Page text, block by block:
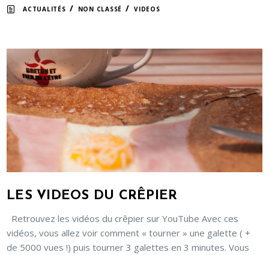
ACTUALITÉS / NON CLASSÉ /VIDEOS
LES VIDEOS DU CRÊPIER
Retrouvez les vidéos du crêpier sur YouTube Avec ces
vidéos, vous allez voir comment « tourner » une galette ( +
de 5000 vues !) puis tourner 3 galettes en 3 minutes. Vous